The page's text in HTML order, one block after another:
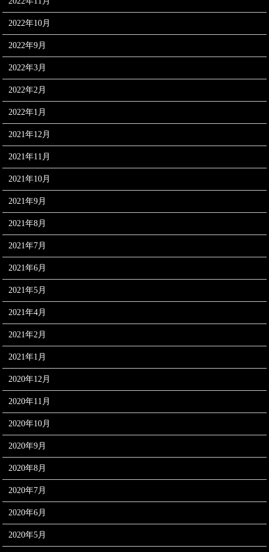
2022年10月
2022年9月
2022年3月
2022年2月
2022年1月
2021年12月
2021年11月
2021年10月
2021年9月
2021年8月
2021年7月
2021年6月
2021年5月
2021年4月
2021年2月
2021年1月
2020年12月
2020年11月
2020年10月
2020年9月
2020年8月
2020年7月
2020年6月
2020年5月